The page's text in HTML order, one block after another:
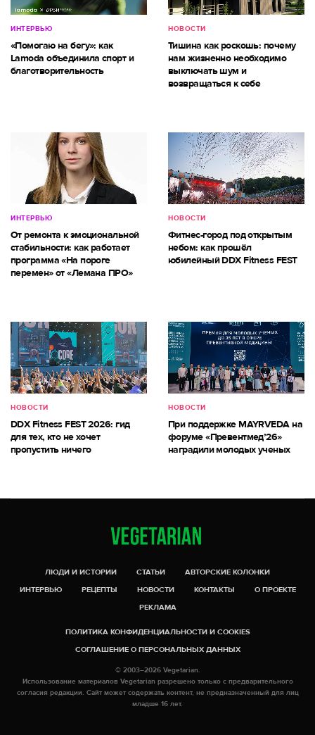
ИНТЕРВЬЮ
«Помогаю на бегу»: как
Lamoda объединила спорт и
благотворительность
НОВОСТИ
Тишина как роскошь: почему
нам жизненно необходимо
выключать шум и
возвращаться к себе
ИНТЕРВЬЮ
От ремонта к эмоциональной
стабильности: как работает
программа «На пороге
перемен» от «Лемана ПРО»
НОВОСТИ
Фитнес-город под открытым
небом: как прошёл
юбилейный DDX Fitness FEST
НОВОСТИ
DDX Fitness FEST 2026: гид
для тех, кто не хочет
пропустить ничего
НОВОСТИ
При поддержке MAYRVEDA на
форуме «Превентмед’26»
наградили молодых ученых
ЛЮДИ И ИСТОРИИ СТАТЬИ
АВТОРСКИЕ КОЛОНКИ
ИНТЕРВЬЮ
РЕЦЕПТЫ НОВОСТИ КОНТАКТЫ
О ПРОЕКТЕ
РЕКЛАМА
ПОЛИТИКА КОНФИДЕНЦИАЛЬНОСТИ И COOKIES
СОГЛАШЕНИЕ О ПЕРСОНАЛЬНЫХ ДАННЫХ
© 2003–2026 Vegetarian.
Использование материалов Vegetarian разрешено только с предварительного
согласия редакции. Сайт может содержать контент, не предназначенный для лиц
младше 16 лет.